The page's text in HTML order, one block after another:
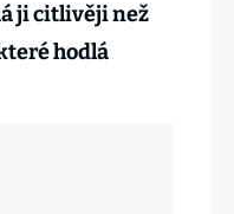
ji citlivěji než
hodlá